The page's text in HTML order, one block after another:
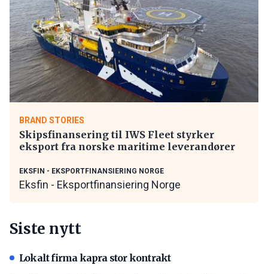
BRAND STORIES
Skipsfinansering til IWS Fleet styrker
eksport fra norske maritime leverandører
EKSFIN - EKSPORTFINANSIERING NORGE
Eksfin - Eksportfinansiering Norge
Siste nytt
Lokalt firma kapra stor kontrakt